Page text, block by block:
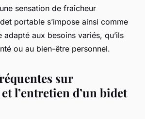
sensation de fraîcheur
portable s’impose ainsi comme
adapté aux besoins variés, qu’ils
ou au bien-être personnel.
sur
l’entretien d’un bidet